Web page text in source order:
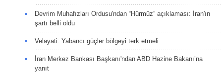
Devrim Muhafızları Ordusu'ndan “Hürmüz” açıklaması: İran'ın
şartı belli oldu
Velayati: Yabancı güçler bölgeyi terk etmeli
İran Merkez Bankası Başkanı'ndan ABD Hazine Bakanı’na
yanıt